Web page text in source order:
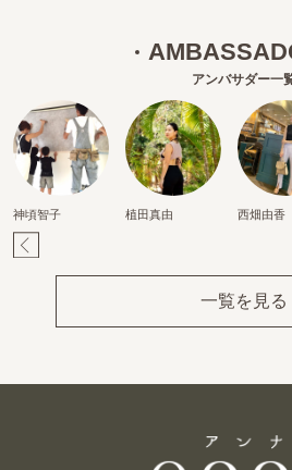
アンバサダー一
神頃智子 植田真由 西畑由香
一覧を見る